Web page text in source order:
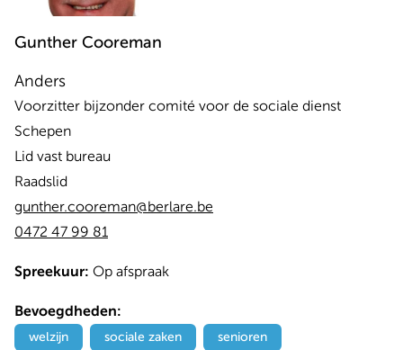
Gunther Cooreman
Anders
Voorzitter bijzonder comité voor de sociale dienst
Schepen
Lid vast bureau
Raadslid
gunther.cooreman@berlare.be
0472 47 99 81
Spreekuur: Op afspraak
Bevoegdheden:
welzijn sociale zaken senioren